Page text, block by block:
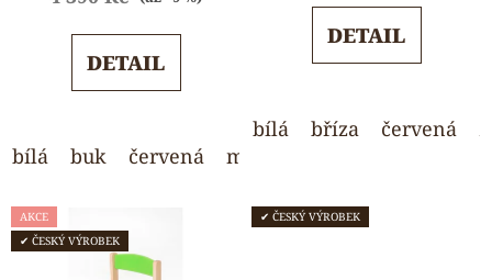
5
DETAIL
bílá buk červená modrá
5,0
z
DETAIL
bílá bříza červená
AKCE
✔ ČESKÝ VÝROBEK
✔ ČESKÝ VÝROBEK